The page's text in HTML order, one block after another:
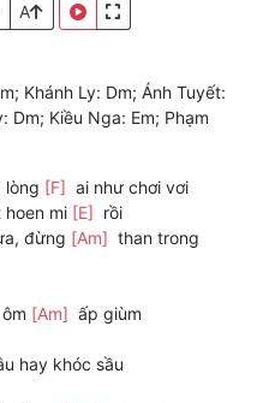
A
Khánh Ly: Dm; Ánh Tuyết:
Dm; Kiều Nga: Em; Phạm
lòng [F] ai như chơi vơi
hoen mi [E] rồi
đừng [Am] than trong
[Am] ấp giùm
hay khóc sầu